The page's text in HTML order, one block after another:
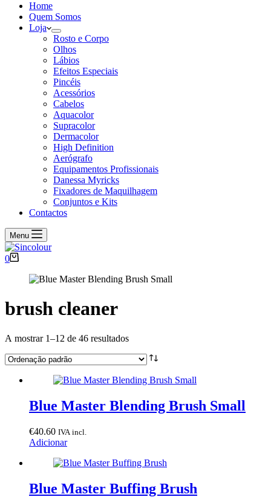
comprasHome
Quem Somos
Loja
Rosto e Corpo
Olhos
Lábios
Efeitos Especiais
Pincéis
Acessórios
Cabelos
Aquacolor
Supracolor
Dermacolor
High Definition
Aerógrafo
Equipamentos Profissionais
Danessa Myricks
Fixadores de Maquilhagem
Conjuntos e Kits
Contactos
Menu
Carrinho
compras
0
brush cleaner
A mostrar 1–12 de 46 resultados
Blue Master Blending Brush Small
€40.60 IVA incl.
Adicionar
Blue Master Buffing Brush